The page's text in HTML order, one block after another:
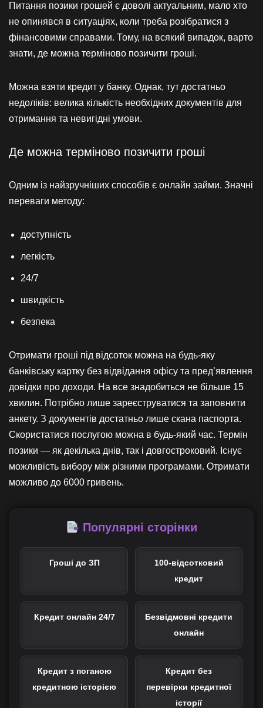
Питання позики грошей є доволі актуальним, мало хто
не опинявся в ситуаціях, коли треба розібратися з
фінансовими справами. Тому, на всякий випадок, варто
знати, де можна терміново позичити гроші.
Можна взяти кредит у банку. Однак, тут достатньо
недоліків: велика кількість необхідних документів для
отримання та невигідні умови.
Де можна терміново позичити гроші
Одним із найзручніших способів є онлайн займи. Значні
переваги методу:
доступність
легкість
24/7
швидкість
безпека
Отримати гроші під відсоток можна на будь-яку
банківську картку без відвідання офісу та пред’явлення
довідки про доходи. На все знадобиться не більше 15
хвилин. Потрібно лише зареєструватися та заповнити
анкету. З документів достатньо лише скана паспорта.
Скористатися послугою можна в будь-який час. Термін
позики — як декілька днів, так і довгостроковий. Існує
можливість вибору між різними програмами. Отримати
можливо до 6000 гривень.
Популярні сторінки
Гроші до ЗП
100-відсотковий
кредит
Кредит онлайн 24/7
Безвідмовні кредити
онлайн
Кредит з поганою
кредитною історією
Кредит без
перевірки кредитної
історії